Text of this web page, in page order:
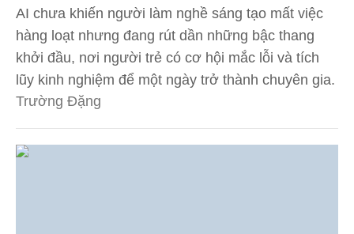
AI chưa khiến người làm nghề sáng tạo mất việc
hàng loạt nhưng đang rút dần những bậc thang
khởi đầu, nơi người trẻ có cơ hội mắc lỗi và tích
lũy kinh nghiệm để một ngày trở thành chuyên gia.
Trường Đặng